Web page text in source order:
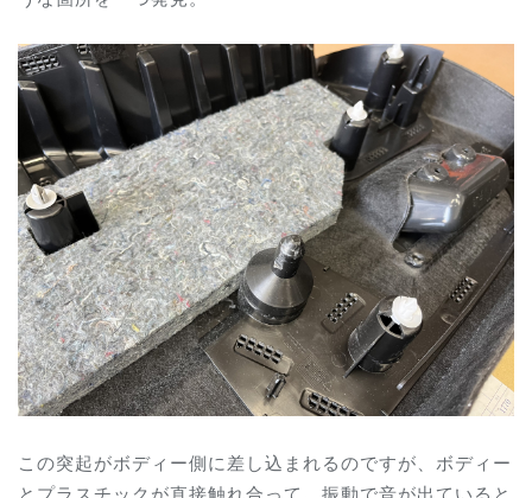
この突起がボディー側に差し込まれるのですが、ボディー
とプラスチックが直接触れ合って、振動で音が出ていると